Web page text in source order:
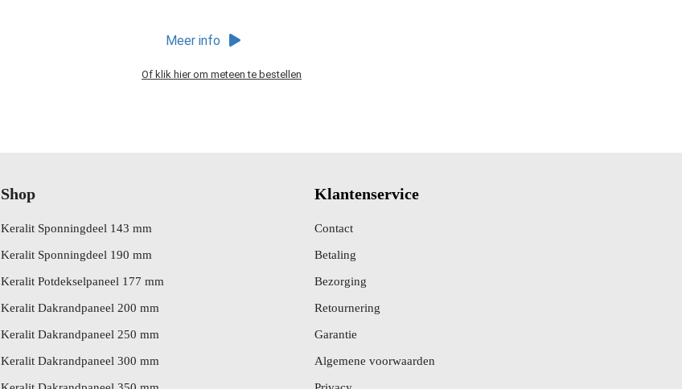
Meer info
Of klik hier om meteen te bestellen
Shop
Keralit Sponningdeel 143 mm
Keralit Sponningdeel 190 mm
Keralit Potdekselpaneel 177 mm
Keralit Dakrandpaneel 200 mm
Keralit Dakrandpaneel 250 mm
Keralit Dakrandpaneel 300 mm
Klantenservice
Contact
Betaling
Bezorging
Retournering
Garantie
Algemene voorwaarden